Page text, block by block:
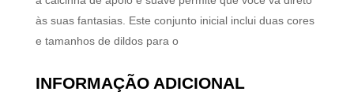
às suas fantasias. Este conjunto inicial inclui duas cores
e tamanhos de dildos para o
INFORMAÇÃO ADICIONAL